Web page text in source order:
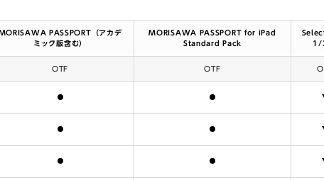
PASSPORT（アカデ
ミック版含む）
MORISAWA PASSPORT for iPad
Standard Pack
1/
OTF OTF
含まれます
含まれます
含まれます